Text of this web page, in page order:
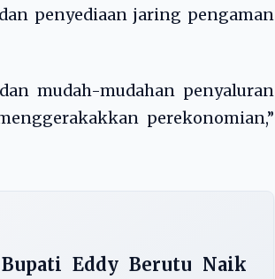
penyediaan jaring pengaman
mudah-mudahan penyaluran
perekonomian,”
Eddy Berutu Naik